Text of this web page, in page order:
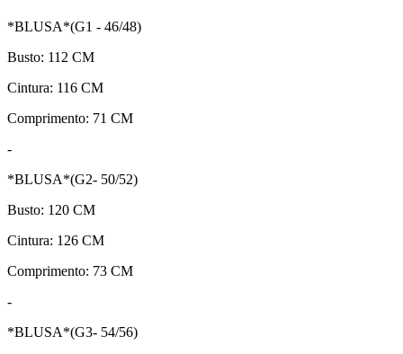
*BLUSA*(G1 - 46/48)
Busto: 112 CM
Cintura: 116 CM
Comprimento: 71 CM
-
*BLUSA*(G2- 50/52)
Busto: 120 CM
Cintura: 126 CM
Comprimento: 73 CM
-
*BLUSA*(G3- 54/56)